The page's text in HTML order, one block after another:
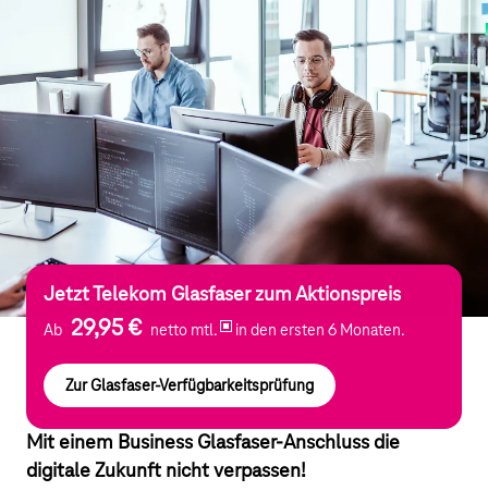
Jetzt Telekom Glasfaser zum Aktionspreis
Ab 29,95 € netto mtl. in den ersten 6 Monaten.
Zur Glasfaser-Verfügbarkeitsprüfung
Mit einem Business Glasfaser-Anschluss die
digitale Zukunft nicht verpassen!